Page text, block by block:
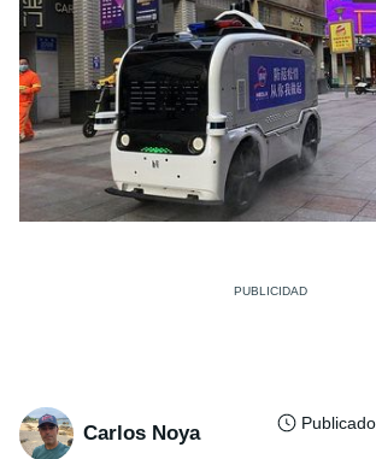
Carlos Noya Publicado